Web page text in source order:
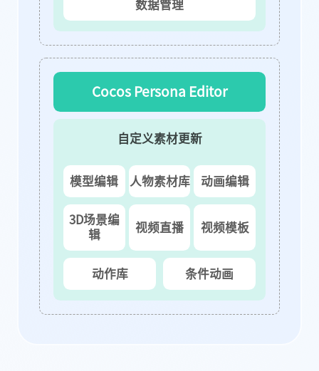
数据管理
Cocos Persona Editor
自定义素材更新
模型编辑 人物素材库 动画编辑
3D场景编
辑
视频直播 视频模板
动作库 条件动画